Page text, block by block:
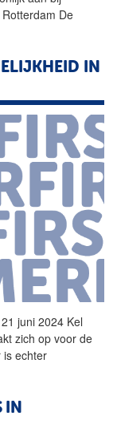
De
IN
juni 2024 Kel
zich op voor de
is echter
IN